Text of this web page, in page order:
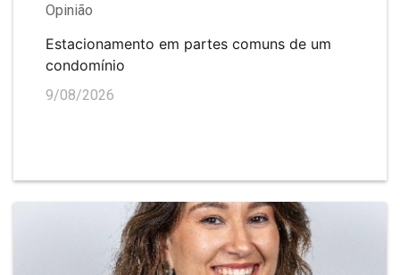
Opinião
Estacionamento em partes comuns de um
condomínio
9/08/2026